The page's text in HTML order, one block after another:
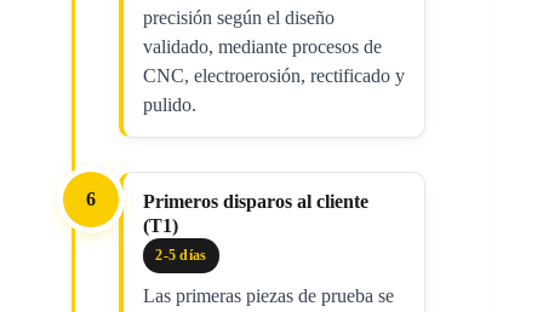
precisión según el diseño
validado, mediante procesos de
CNC, electroerosión, rectificado y
pulido.
6
Primeros disparos al cliente
(T1)
2-5 días
Las primeras piezas de prueba se